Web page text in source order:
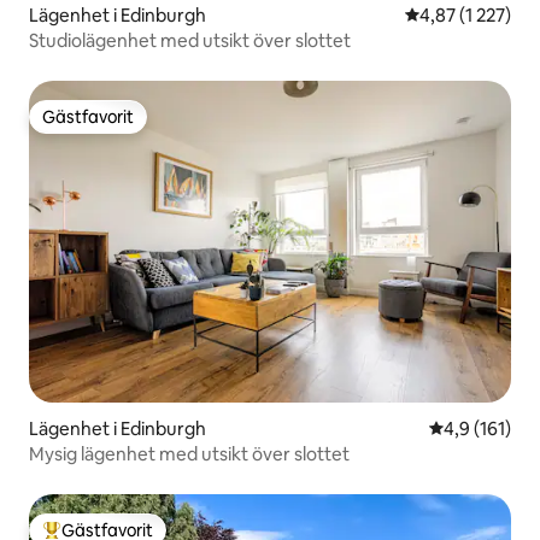
Lägenhet i Edinburgh 4,87 av 5 i
4,87 (1 227)
Studiolägenhet med utsikt över slottet
Gästfavorit
Gästfavorit
Lägenhet i Edinburgh 4,9 av 5 i
4,9 (161)
Mysig lägenhet med utsikt över slottet
Gästfavorit